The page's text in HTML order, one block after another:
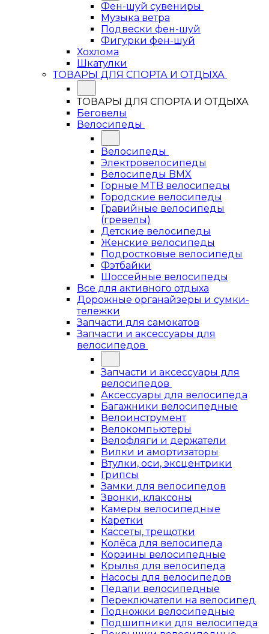
Фен-шуй сувениры
Музыка ветра
Подвески фен-шуй
Фигурки фен-шуй
Хохлома
Шкатулки
ТОВАРЫ ДЛЯ СПОРТА И ОТДЫХА
ТОВАРЫ ДЛЯ СПОРТА И ОТДЫХА
Беговелы
Велосипеды
Велосипеды
Электровелосипеды
Велосипеды BMX
Горные MTB велосипеды
Городские велосипеды
Гравийные велосипеды
(гревелы)
Детские велосипеды
Женские велосипеды
Подростковые велосипеды
Фэтбайки
Шоссейные велосипеды
Все для активного отдыха
Дорожные органайзеры и сумки-
тележки
Запчасти для самокатов
Запчасти и аксессуары для
велосипедов
Запчасти и аксессуары для
велосипедов
Аксессуары для велосипеда
Багажники велосипедные
Велоинструмент
Велокомпьютеры
Велофляги и держатели
Вилки и амортизаторы
Втулки, оси, эксцентрики
Грипсы
Замки для велосипедов
Звонки, клаксоны
Камеры велосипедные
Каретки
Кассеты, трещотки
Колёса для велосипеда
Корзины велосипедные
Крылья для велосипеда
Насосы для велосипедов
Педали велосипедные
Переключатели на велосипед
Подножки велосипедные
Подшипники для велосипеда